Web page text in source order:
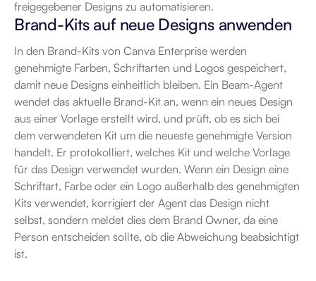
freigegebener Designs zu automatisieren.
Brand-Kits auf neue Designs anwenden
In den Brand-Kits von Canva Enterprise werden
genehmigte Farben, Schriftarten und Logos gespeichert,
damit neue Designs einheitlich bleiben. Ein Beam-Agent
wendet das aktuelle Brand-Kit an, wenn ein neues Design
aus einer Vorlage erstellt wird, und prüft, ob es sich bei
dem verwendeten Kit um die neueste genehmigte Version
handelt. Er protokolliert, welches Kit und welche Vorlage
für das Design verwendet wurden. Wenn ein Design eine
Schriftart, Farbe oder ein Logo außerhalb des genehmigten
Kits verwendet, korrigiert der Agent das Design nicht
selbst, sondern meldet dies dem Brand Owner, da eine
Person entscheiden sollte, ob die Abweichung beabsichtigt
ist.